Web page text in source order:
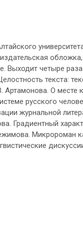
Выходит четыре
текста:
Артамонова. О месте
русского
журнальной
Градиентный
Микророман